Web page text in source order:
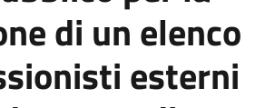
di un elenco
esterni